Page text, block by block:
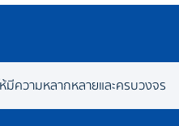
ความหลากหลายและครบวงจร